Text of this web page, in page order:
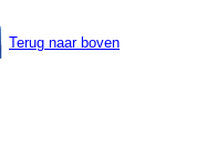
Terug naar boven